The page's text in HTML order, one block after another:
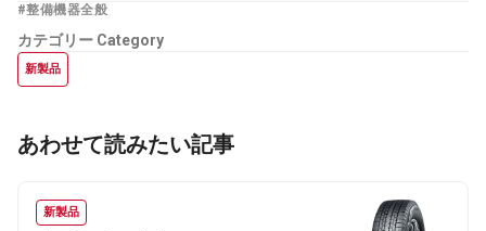
#整備機器全般
カテゴリー Category
新製品
あわせて読みたい記事
新製品